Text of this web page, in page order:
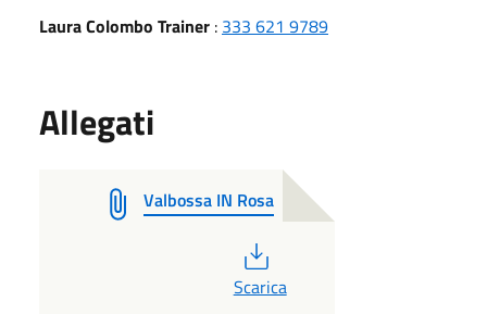
Laura Colombo Trainer : 333 621 9789
Allegati
Valbossa IN Rosa
Scarica